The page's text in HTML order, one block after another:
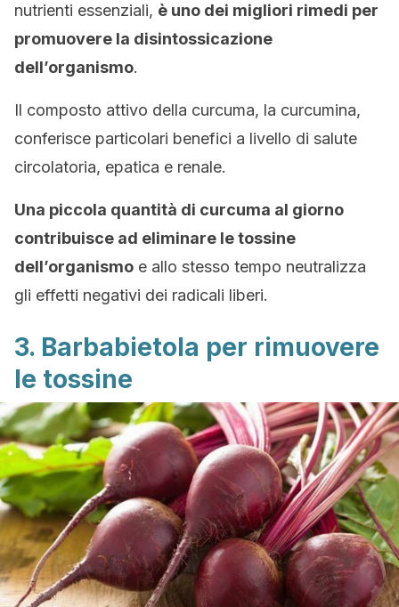
nutrienti essenziali, è uno dei migliori rimedi per
promuovere la disintossicazione
dell’organismo.
Il composto attivo della curcuma, la curcumina,
conferisce particolari benefici a livello di salute
circolatoria, epatica e renale.
Una piccola quantità di curcuma al giorno
contribuisce ad eliminare le tossine
dell’organismo e allo stesso tempo neutralizza
gli effetti negativi dei radicali liberi.
3. Barbabietola per rimuovere
le tossine